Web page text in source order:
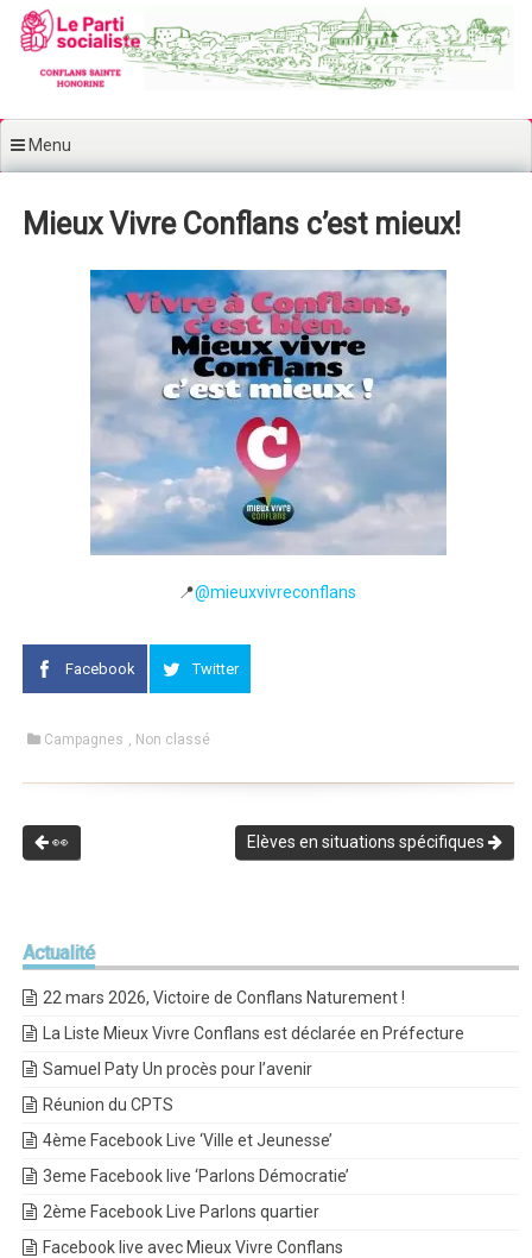
Aller au contenu principal
Menu
Mieux Vivre Conflans c’est mieux!
📍@mieuxvivreconflans
Facebook Twitter
Campagnes , Non classé
👀 Elèves en situations spécifiques
Actualité
22 mars 2026, Victoire de Conflans Naturement !
La Liste Mieux Vivre Conflans est déclarée en Préfecture
Samuel Paty Un procès pour l’avenir
Réunion du CPTS
4ème Facebook Live ‘Ville et Jeunesse’
3eme Facebook live ‘Parlons Démocratie’
2ème Facebook Live Parlons quartier
Facebook live avec Mieux Vivre Conflans